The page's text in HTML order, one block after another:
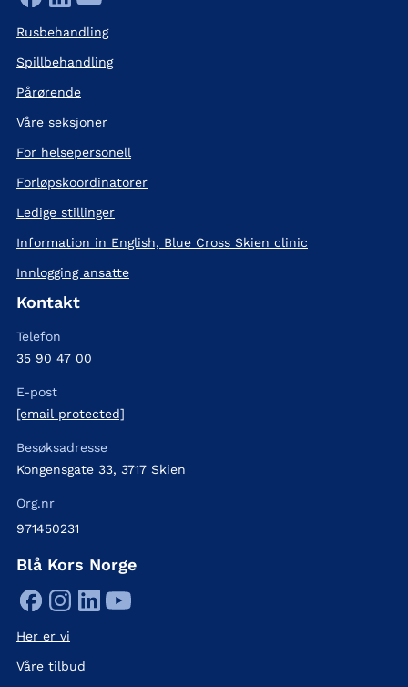
Rusbehandling
Spillbehandling
Pårørende
Våre seksjoner
For helsepersonell
Forløpskoordinatorer
Ledige stillinger
Information in English, Blue Cross Skien clinic
Innlogging ansatte
Kontakt
Telefon
35 90 47 00
E-post
[email protected]
Besøksadresse
Kongensgate 33, 3717 Skien
Org.nr
971450231
Blå Kors Norge
Her er vi
Våre tilbud